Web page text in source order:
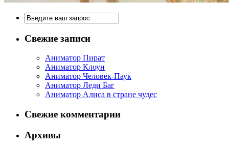
Свежие записи
Аниматор Пират
Аниматор Клоун
Аниматор Человек-Паук
Аниматор Леди Баг
Аниматор Алиса в стране чудес
Свежие комментарии
Архивы